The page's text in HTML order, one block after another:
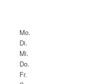
Mo.
Di.
Mi.
Do.
Fr.